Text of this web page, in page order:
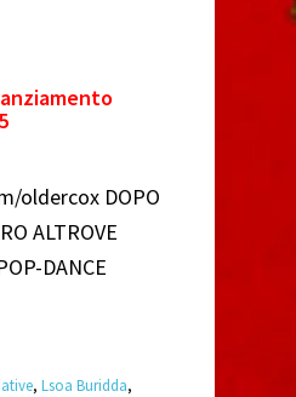
oldercox DOPO
ALTROVE
DANCE
, Lsoa Buridda,